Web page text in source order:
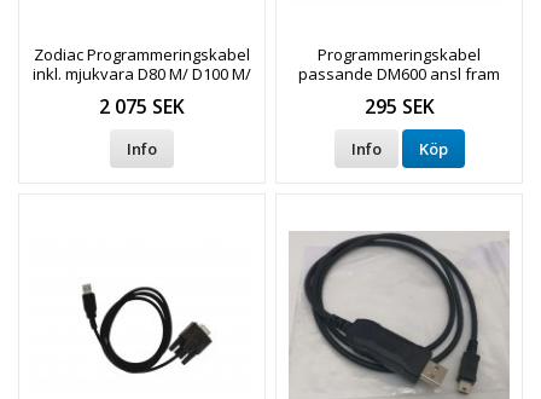
Zodiac Programmeringskabel
inkl. mjukvara D80 M/ D100 M/
2 075 SEK
Info
Programmeringskabel
passande DM600 ansl fram
295 SEK
Info Köp